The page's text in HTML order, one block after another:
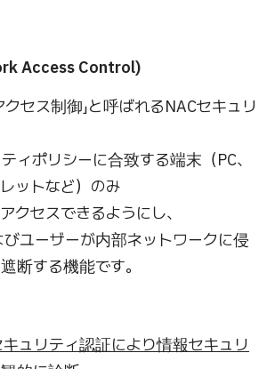
Access Control)
クセス制御」と呼ばれるNACセキュリ
ィポリシーに合致する端末（PC、
ットなど）のみ
クセスできるようにし、
ユーザーが内部ネットワークに侵
断する機能です。
ュリティ認証により情報セキュリ